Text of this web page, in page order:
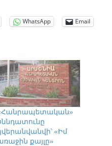
WhatsApp
Email
«Իմ
քայլը»